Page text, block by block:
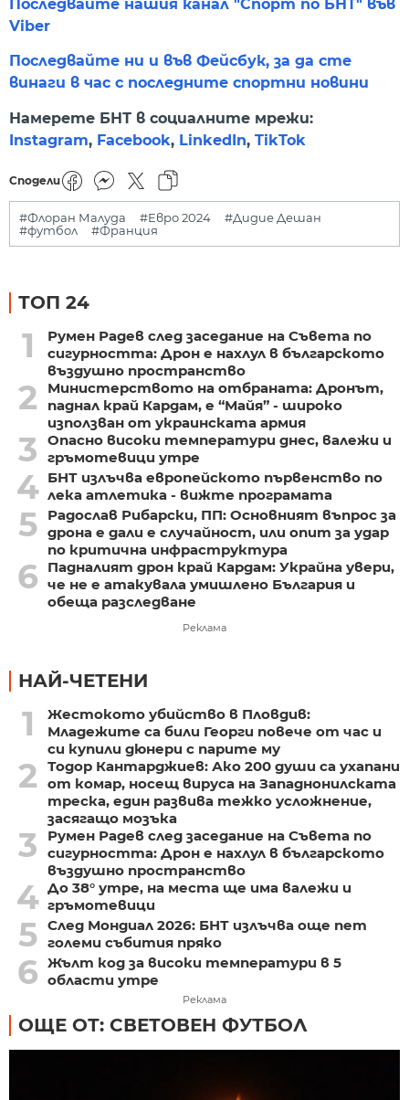
Последвайте нашия канал "Спорт по БНТ" във
Viber
Последвайте ни и във Фейсбук, за да сте
винаги в час с последните спортни новини
Намерете БНТ в социалните мрежи:
Instagram, Facebook, LinkedIn, TikTok
Сподели
#Флоран Малуда #Евро 2024
#Дидие Дешан
#футбол
#Франция
ТОП 24
1
Румен Радев след заседание на Съвета по
сигурността: Дрон е нахлул в българското
въздушно пространство
2
Министерството на отбраната: Дронът,
паднал край Кардам, е “Майя” - широко
използван от украинската армия
3
Опасно високи температури днес, валежи и
гръмотевици утре
4 БНТ излъчва европейското първенство по
лека атлетика - вижте програмата
5
Радослав Рибарски, ПП: Основният въпрос за
дрона е дали е случайност, или опит за удар
по критична инфраструктура
6
Падналият дрон край Кардам: Украйна увери,
че не е атакувала умишлено България и
обеща разследване
Реклама
НАЙ-ЧЕТЕНИ
1
Жестокото убийство в Пловдив:
Младежите са били Георги повече от час и
си купили дюнери с парите му
2
Тодор Кантарджиев: Ако 200 души са ухапани
от комар, носещ вируса на Западнонилската
треска, един развива тежко усложнение,
засягащо мозъка
3
Румен Радев след заседание на Съвета по
сигурността: Дрон е нахлул в българското
въздушно пространство
4 До 38° утре, на места ще има валежи и
гръмотевици
5 След Мондиал 2026: БНТ излъчва още пет
големи събития пряко
6 Жълт код за високи температури в 5
области утре
Реклама
ОЩЕ ОТ: СВЕТОВЕН ФУТБОЛ